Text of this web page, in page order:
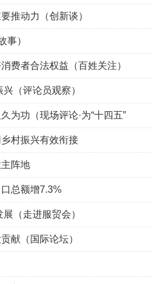
推动力（创新谈）
事）
费者合法权益（百姓关注）
（评论员观察）
为功（现场评论·为“十四五”
村振兴有效衔接
阵地
总额增7.3%
（走进服贸会）
献（国际论坛）